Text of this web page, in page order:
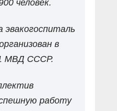
человек.
эвакогоспиталь
в
МВД СССР.
работу